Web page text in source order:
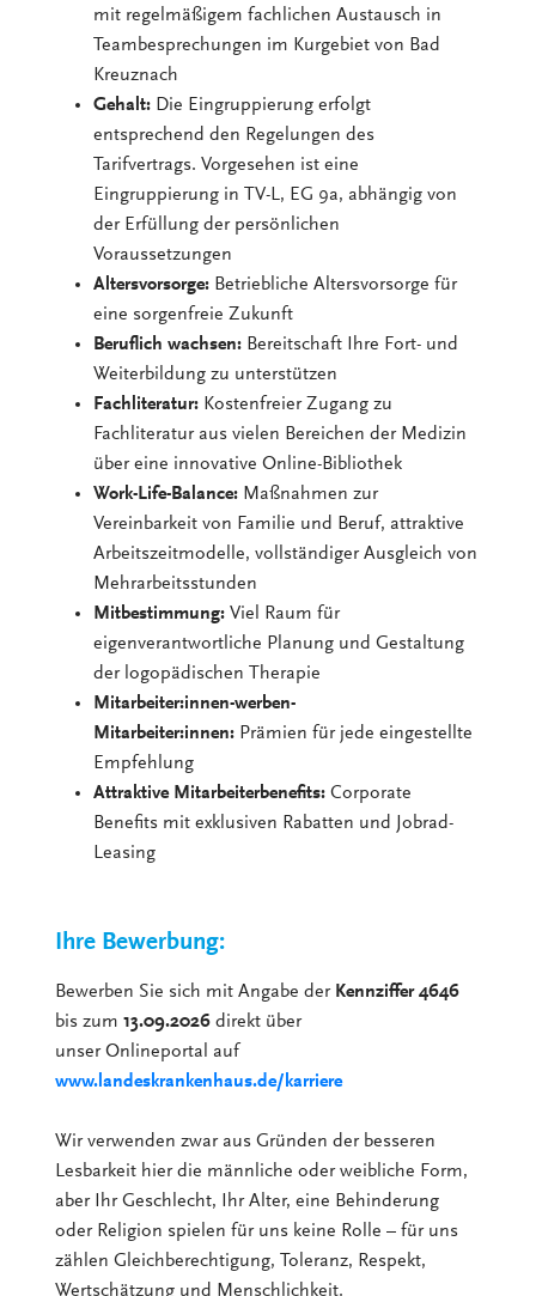
mit regelmäßigem fachlichen Austausch in
Teambesprechungen im Kurgebiet von Bad
Kreuznach
Gehalt: Die Eingruppierung erfolgt
entsprechend den Regelungen des
Tarifvertrags. Vorgesehen ist eine
Eingruppierung in TV-L, EG 9a, abhängig von
der Erfüllung der persönlichen
Voraussetzungen
Altersvorsorge: Betriebliche Altersvorsorge für
eine sorgenfreie Zukunft
Beruflich wachsen: Bereitschaft Ihre Fort- und
Weiterbildung zu unterstützen
Fachliteratur: Kostenfreier Zugang zu
Fachliteratur aus vielen Bereichen der Medizin
über eine innovative Online-Bibliothek
Work-Life-Balance: Maßnahmen zur
Vereinbarkeit von Familie und Beruf, attraktive
Arbeitszeitmodelle, vollständiger Ausgleich von
Mehrarbeitsstunden
Mitbestimmung: Viel Raum für
eigenverantwortliche Planung und Gestaltung
der logopädischen Therapie
Mitarbeiter:innen-werben-
Mitarbeiter:innen: Prämien für jede eingestellte
Empfehlung
Attraktive Mitarbeiterbenefits: Corporate
Benefits mit exklusiven Rabatten und Jobrad-
Leasing
Ihre Bewerbung:
Bewerben Sie sich mit Angabe der Kennziffer 4646
bis zum13.09.2026 direkt über
unser Onlineportal auf
www.landeskrankenhaus.de/karriere
Wir verwenden zwar aus Gründen der besseren
Lesbarkeit hier die männliche oder weibliche Form,
aber Ihr Geschlecht, Ihr Alter, eine Behinderung
oder Religion spielen für uns keine Rolle – für uns
zählen Gleichberechtigung, Toleranz, Respekt,
Wertschätzung und Menschlichkeit.